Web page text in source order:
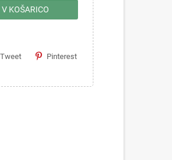
V KOŠARICO
Tweet Pinterest